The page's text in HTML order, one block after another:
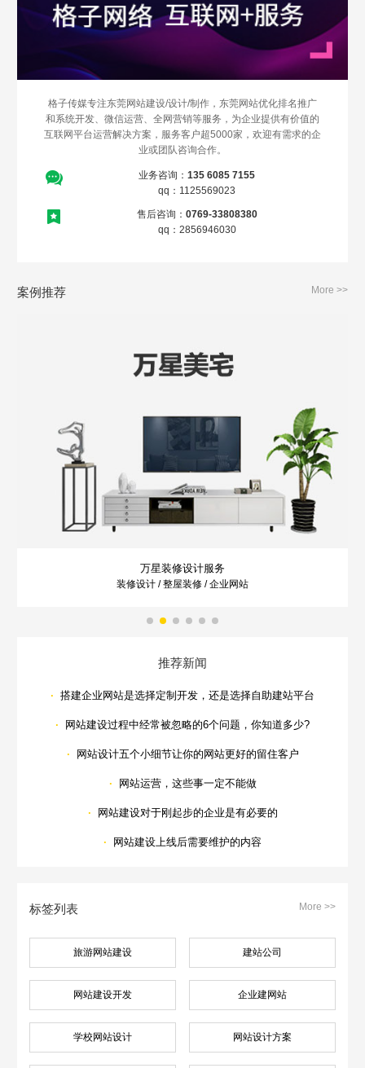
格子传媒专注东莞网站建设/设计/制作，东莞网站优化排名推广
和系统开发、微信运营、全网营销等服务，为企业提供有价值的
互联网平台运营解决方案，服务客户超5000家，欢迎有需求的企
业或团队咨询合作。
业务咨询： 135 6085 7155
qq：1125569023
售后咨询： 0769-33808380
qq：2856946030
案例推荐 More >>
万星装修设计服务
装修设计 / 整屋装修 / 企业网站
推荐新闻
· 搭建企业网站是选择定制开发，还是选择自助建站平台
· 网站建设过程中经常被忽略的6个问题，你知道多少?
· 网站设计五个小细节让你的网站更好的留住客户
· 网站运营，这些事一定不能做
· 网站建设对于刚起步的企业是有必要的
· 网站建设上线后需要维护的内容
标签列表 More >>
旅游网站建设 建站公司
网站建设开发 企业建网站
学校网站设计 网站设计方案